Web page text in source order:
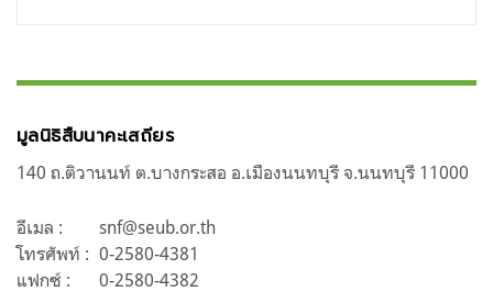
มูลนิธิสืบนาคะเสถียร
140 ถ.ติวานนท์ ต.บางกระสอ อ.เมืองนนทบุรี จ.นนทบุรี 11000
อีเมล :
snf@seub.or.th
โทรศัพท์ : 0-2580-4381
แฟกซ์ :
0-2580-4382